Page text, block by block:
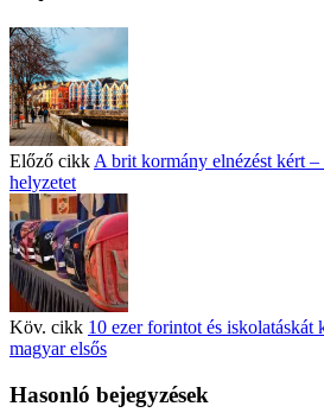
Előző cikk A brit kormány elnézést kért
helyzetet
Köv. cikk 10 ezer forintot és iskolatáskát
magyar elsős
Hasonló bejegyzések